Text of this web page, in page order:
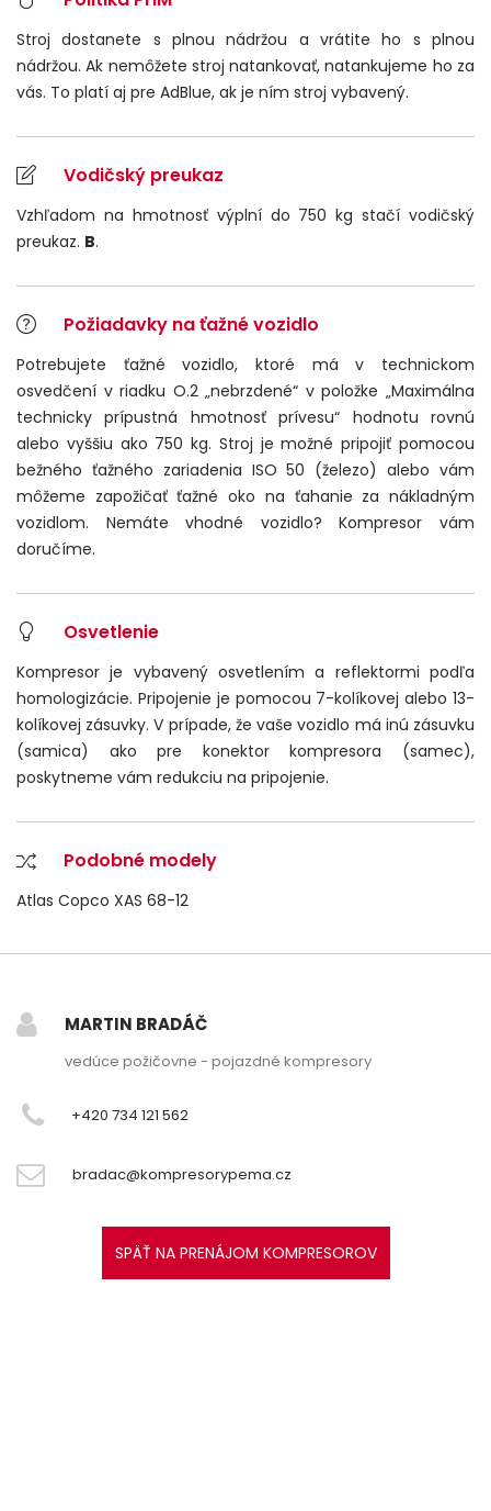
Stroj dostanete s plnou nádržou a vrátite ho s plnou
nádržou. Ak nemôžete stroj natankovať, natankujeme ho za
vás. To platí aj pre AdBlue, ak je ním stroj vybavený.
Vodičský preukaz
Vzhľadom na hmotnosť výplní do 750 kg stačí vodičský
preukaz. B.
Požiadavky na ťažné vozidlo
Potrebujete ťažné vozidlo, ktoré má v technickom
osvedčení v riadku O.2 „nebrzdené“ v položke „Maximálna
technicky prípustná hmotnosť prívesu“ hodnotu rovnú
alebo vyššiu ako 750 kg. Stroj je možné pripojiť pomocou
bežného ťažného zariadenia ISO 50 (železo) alebo vám
môžeme zapožičať ťažné oko na ťahanie za nákladným
vozidlom. Nemáte vhodné vozidlo? Kompresor vám
doručíme.
Osvetlenie
Kompresor je vybavený osvetlením a reflektormi podľa
homologizácie. Pripojenie je pomocou 7-kolíkovej alebo 13-
kolíkovej zásuvky. V prípade, že vaše vozidlo má inú zásuvku
(samica) ako pre konektor kompresora (samec),
poskytneme vám redukciu na pripojenie.
Podobné modely
Atlas Copco XAS 68-12
MARTIN BRADÁČ
vedúce požičovne - pojazdné kompresory
+420 734 121 562
bradac@kompresorypema.cz
SPÄŤ NA PRENÁJOM KOMPRESOROV